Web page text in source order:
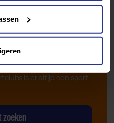
met onze Sportzoeker
sport of activiteit.
is er altijd een sport
zoeken